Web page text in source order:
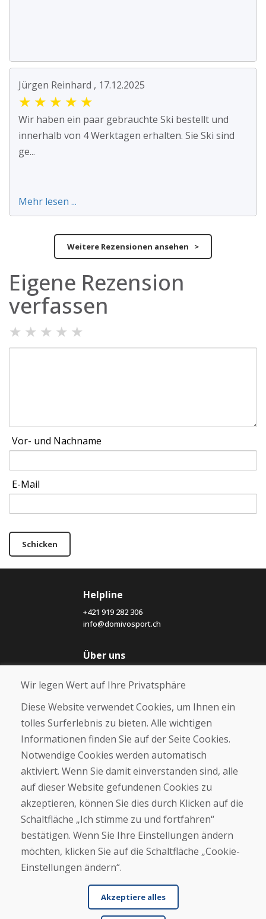
Jürgen Reinhard , 17.12.2025
★ ★ ★ ★ ★
Wir haben ein paar gebrauchte Ski bestellt und
innerhalb von 4 Werktagen erhalten. Sie Ski sind
ge...
Mehr lesen ...
Weitere Rezensionen ansehen >
Eigene Rezension
verfassen
★ ★ ★ ★ ★
Vor- und Nachname
E-Mail
Schicken
Helpline
+421 919 282 306
info@domivosport.ch
Über uns
Über uns
Kontakt
Kaufen
E-Shop
Geschäftsbedingungen
Zahlung
Beschwerde
Rückgabe und Umtausch von Waren
Cookies
Wir legen Wert auf Ihre Privatsphäre
Diese Website verwendet Cookies, um Ihnen ein
tolles Surferlebnis zu bieten. Alle wichtigen
Informationen finden Sie auf der Seite Cookies.
Notwendige Cookies werden automatisch
aktiviert. Wenn Sie damit einverstanden sind, alle
auf dieser Website gefundenen Cookies zu
akzeptieren, können Sie dies durch Klicken auf die
Schaltfläche „Ich stimme zu und fortfahren“
bestätigen. Wenn Sie Ihre Einstellungen ändern
möchten, klicken Sie auf die Schaltfläche „Cookie-
Einstellungen ändern“.
Akzeptiere alles